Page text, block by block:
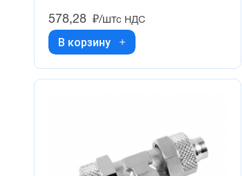
578,28 ₽/штс НДС
В корзину